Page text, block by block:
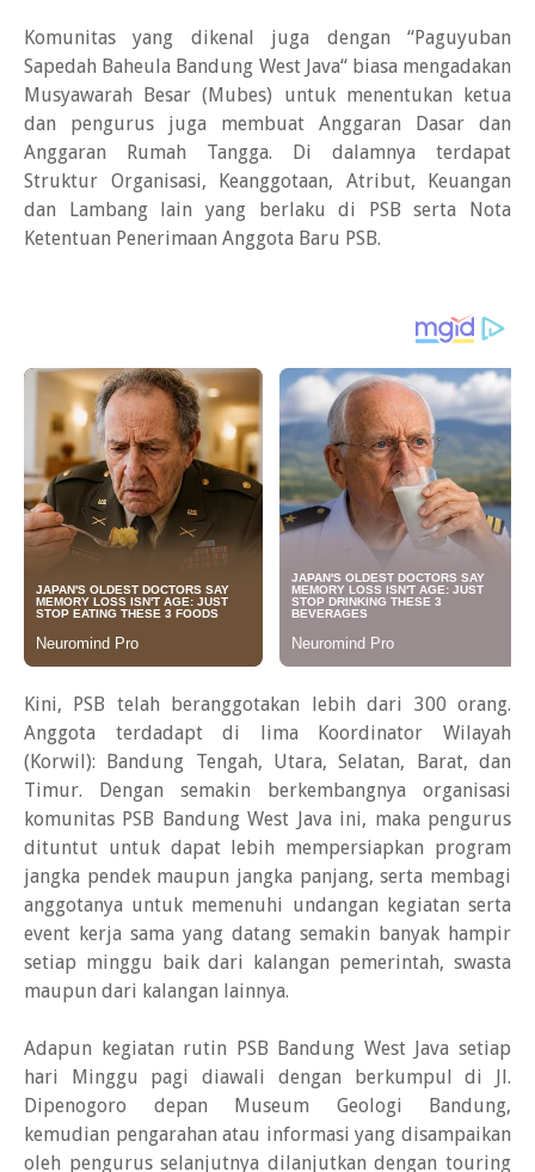
Komunitas yang dikenal juga dengan “Paguyuban
Sapedah Baheula Bandung West Java“ biasa mengadakan
Musyawarah Besar (Mubes) untuk menentukan ketua
dan pengurus juga membuat Anggaran Dasar dan
Anggaran Rumah Tangga. Di dalamnya terdapat
Struktur Organisasi, Keanggotaan, Atribut, Keuangan
dan Lambang lain yang berlaku di PSB serta Nota
Ketentuan Penerimaan Anggota Baru PSB.
Kini, PSB telah beranggotakan lebih dari 300 orang.
Anggota terdadapt di lima Koordinator Wilayah
(Korwil): Bandung Tengah, Utara, Selatan, Barat, dan
Timur. Dengan semakin berkembangnya organisasi
komunitas PSB Bandung West Java ini, maka pengurus
dituntut untuk dapat lebih mempersiapkan program
jangka pendek maupun jangka panjang, serta membagi
anggotanya untuk memenuhi undangan kegiatan serta
event kerja sama yang datang semakin banyak hampir
setiap minggu baik dari kalangan pemerintah, swasta
maupun dari kalangan lainnya.
Adapun kegiatan rutin PSB Bandung West Java setiap
hari Minggu pagi diawali dengan berkumpul di Jl.
Dipenogoro depan Museum Geologi Bandung,
kemudian pengarahan atau informasi yang disampaikan
oleh pengurus selanjutnya dilanjutkan dengan touring